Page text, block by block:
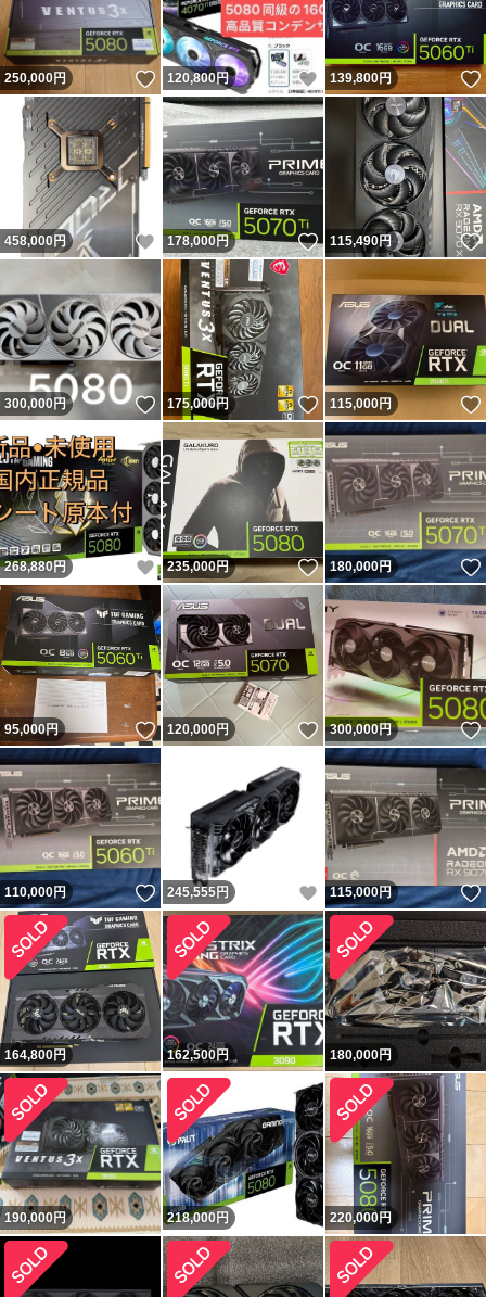
250,000円 いいね！
120,800円 いいね！
139,800円
458,000円 いいね！
178,000円 いいね！
115,490円
300,000円 いいね！
175,000円 いいね！
115,000円
268,880円 いいね！
235,000円 いいね！
180,000円
95,000円 いいね！
120,000円 いいね！
300,000円
110,000円 いいね！
245,555円 いいね！
115,000円
164,800円 162,500円 180,000円
190,000円 218,000 円 220,000円